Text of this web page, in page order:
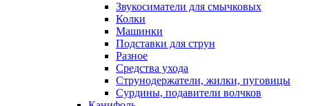
Звукосиматели для смычковых
Колки
Машинки
Подставки для струн
Разное
Средства ухода
Струнодержатели, жилки, пуговицы
Сурдины, подавители волчков